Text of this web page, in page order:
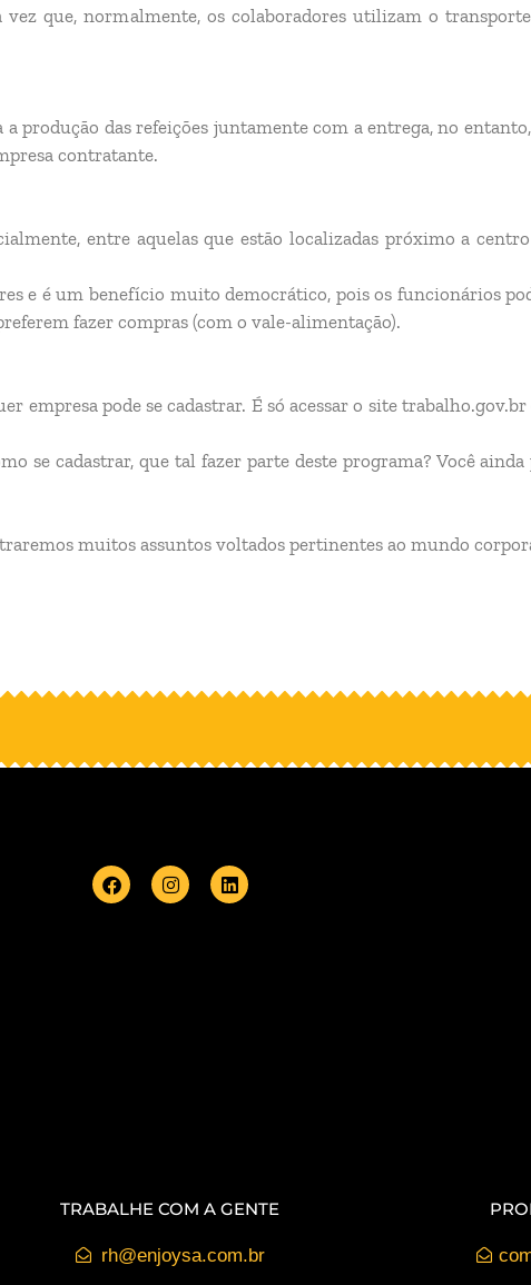
que, normalmente, os colaboradores utilizam o
produção das refeições juntamente com a entrega, no
contratante.
entre aquelas que estão localizadas próximo a
e é um benefício muito democrático, pois os funcionários
fazer compras (com o vale-alimentação).
empresa pode se cadastrar. É só acessar o site
se cadastrar, que tal fazer parte deste programa? Você
muitos assuntos voltados pertinentes ao mundo
TRABALHE COM A GENTE
rh@enjoysa.com.br